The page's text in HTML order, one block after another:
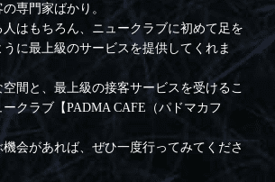
専門家ばかり。
はもちろん、ニュークラブに初めて足を
に最上級のサービスを提供してくれま
間と、最上級の接客サービスを受けるこ
クラブ【PADMA CAFE（パドマカフ
会があれば、ぜひ一度行ってみてくださ